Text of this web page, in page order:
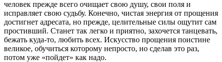
человек прежде всего очищает свою душу, свои поля и
исправляет свою судьбу. Конечно, чистая энергия от прощения
достигнет адресата, но прежде, целительные силы ощутит сам
простивший. Станет так легко и приятно, захочется танцевать,
бежать куда-то, любить всех. Искусство прощения поистине
великое, обучиться которому непросто, но сделав это раз,
потом уже «пойдет» как надо.